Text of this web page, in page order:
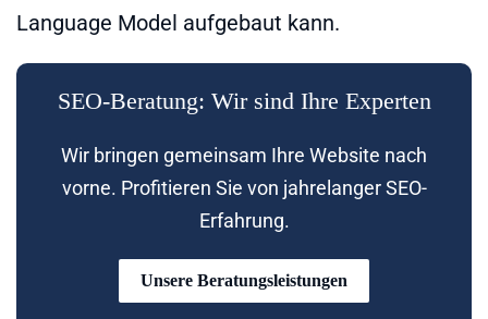
Language Model aufgebaut kann.
SEO-Beratung: Wir sind Ihre Experten
Wir bringen gemeinsam Ihre Website nach
vorne. Profitieren Sie von jahrelanger SEO-
Erfahrung.
Unsere Beratungsleistungen